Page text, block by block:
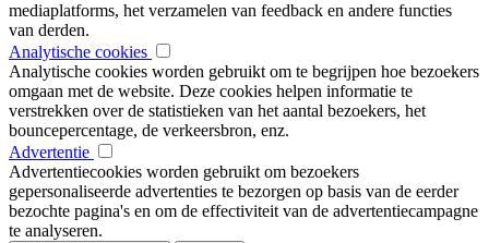
mediaplatforms, het verzamelen van feedback en andere functies
van derden.
Analytische cookies
Analytische cookies worden gebruikt om te begrijpen hoe bezoekers
omgaan met de website. Deze cookies helpen informatie te
verstrekken over de statistieken van het aantal bezoekers, het
bouncepercentage, de verkeersbron, enz.
Advertentie
Advertentiecookies worden gebruikt om bezoekers
gepersonaliseerde advertenties te bezorgen op basis van de eerder
bezochte pagina's en om de effectiviteit van de advertentiecampagne
te analyseren.